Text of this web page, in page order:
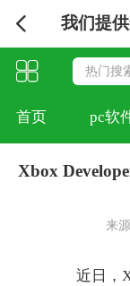
我们提
首页 pc软
Xbox
来源
近日，